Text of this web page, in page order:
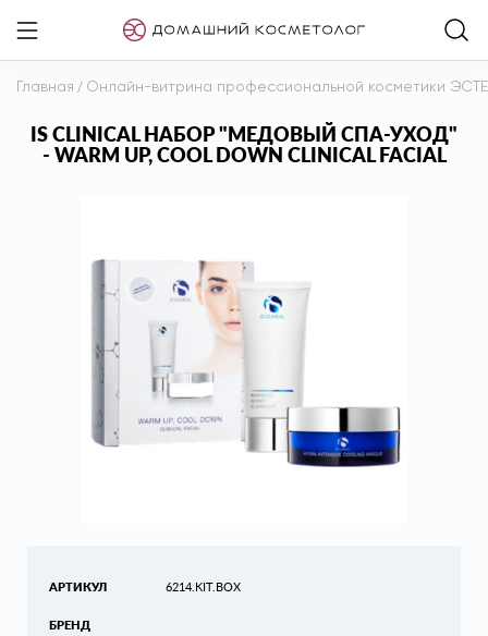
Главная / Онлайн-витрина профессиональной косметики
IS CLINICAL НАБОР "МЕДОВЫЙ CПА-УХОД"
- WARM UP, COOL DOWN CLINICAL FACIAL
АРТИКУЛ
БРЕНД
6214.KIT.BOX